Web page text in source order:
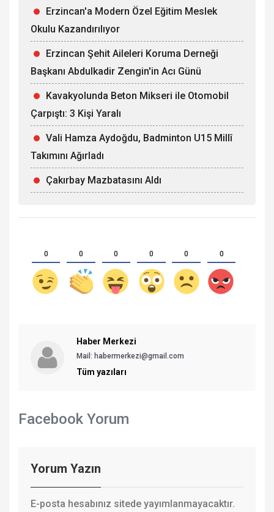
Erzincan'a Modern Özel Eğitim Meslek
Okulu Kazandırılıyor
Erzincan Şehit Aileleri Koruma Derneği
Başkanı Abdulkadir Zengin'in Acı Günü
Kavakyolunda Beton Mikseri ile Otomobil
Çarpıştı: 3 Kişi Yaralı
Vali Hamza Aydoğdu, Badminton U15 Millî
Takımını Ağırladı
Çakırbay Mazbatasını Aldı
0 0 0 0 0 0
Haber Merkezi
Mail: habermerkezi@gmail.com
Tüm yazıları
Facebook Yorum
Yorum Yazın
E-posta hesabınız sitede yayımlanmayacaktır.